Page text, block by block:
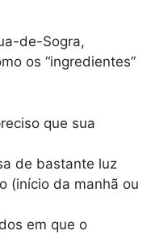
de-Sogra,
os “ingredientes”
que sua
de bastante luz
(início da manhã ou
em que o